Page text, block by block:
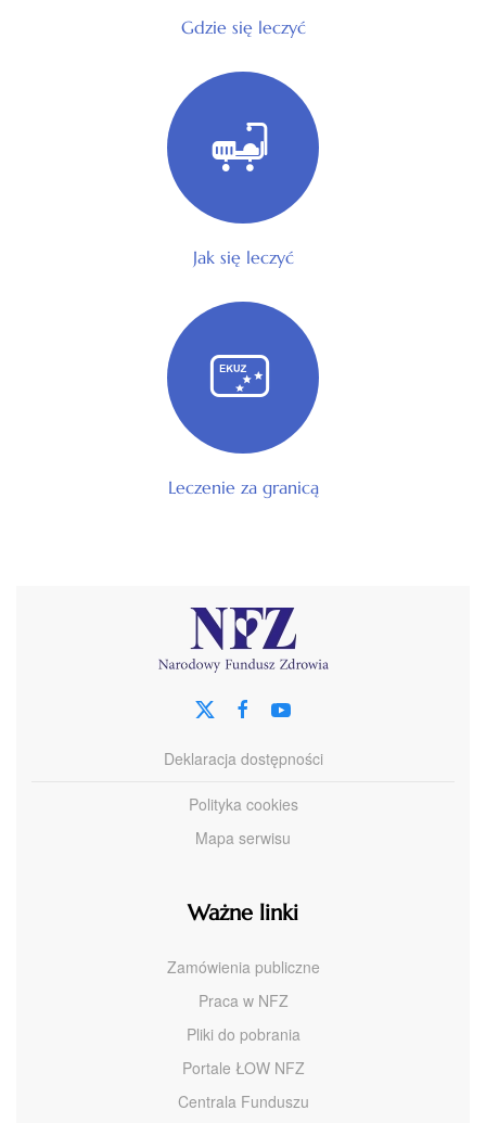
Gdzie się leczyć
Jak się leczyć
Leczenie za granicą
Deklaracja dostępności
Polityka cookies
Mapa serwisu
Ważne linki
Zamówienia publiczne
Praca w NFZ
Pliki do pobrania
Portale ŁOW NFZ
Centrala Funduszu